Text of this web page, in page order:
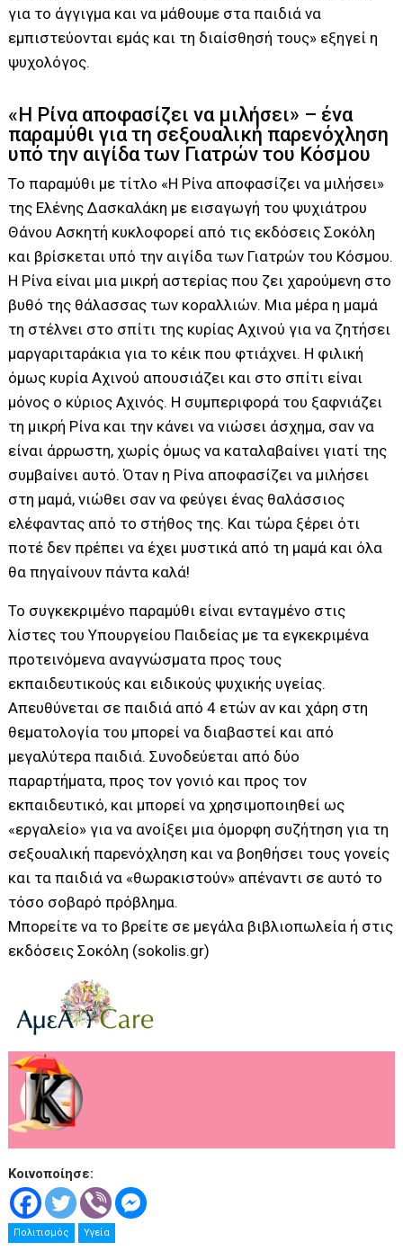
για το άγγιγμα και να μάθουμε στα παιδιά να
εμπιστεύονται εμάς και τη διαίσθησή τους» εξηγεί η
ψυχολόγος.
«Η Ρίνα αποφασίζει να μιλήσει» – ένα
παραμύθι για τη σεξουαλική παρενόχληση
υπό την αιγίδα των Γιατρών του Κόσμου
Το παραμύθι με τίτλο «Η Ρίνα αποφασίζει να μιλήσει»
της Ελένης Δασκαλάκη με εισαγωγή του ψυχιάτρου
Θάνου Ασκητή κυκλοφορεί από τις εκδόσεις Σοκόλη
και βρίσκεται υπό την αιγίδα των Γιατρών του Κόσμου.
Η Ρίνα είναι μια μικρή αστερίας που ζει χαρούμενη στο
βυθό της θάλασσας των κοραλλιών. Μια μέρα η μαμά
τη στέλνει στο σπίτι της κυρίας Αχινού για να ζητήσει
μαργαριταράκια για το κέικ που φτιάχνει. Η φιλική
όμως κυρία Αχινού απουσιάζει και στο σπίτι είναι
μόνος ο κύριος Αχινός. Η συμπεριφορά του ξαφνιάζει
τη μικρή Ρίνα και την κάνει να νιώσει άσχημα, σαν να
είναι άρρωστη, χωρίς όμως να καταλαβαίνει γιατί της
συμβαίνει αυτό. Όταν η Ρίνα αποφασίζει να μιλήσει
στη μαμά, νιώθει σαν να φεύγει ένας θαλάσσιος
ελέφαντας από το στήθος της. Και τώρα ξέρει ότι
ποτέ δεν πρέπει να έχει μυστικά από τη μαμά και όλα
θα πηγαίνουν πάντα καλά!
Το συγκεκριμένο παραμύθι είναι ενταγμένο στις
λίστες του Υπουργείου Παιδείας με τα εγκεκριμένα
προτεινόμενα αναγνώσματα προς τους
εκπαιδευτικούς και ειδικούς ψυχικής υγείας.
Απευθύνεται σε παιδιά από 4 ετών αν και χάρη στη
θεματολογία του μπορεί να διαβαστεί και από
μεγαλύτερα παιδιά. Συνοδεύεται από δύο
παραρτήματα, προς τον γονιό και προς τον
εκπαιδευτικό, και μπορεί να χρησιμοποιηθεί ως
«εργαλείο» για να ανοίξει μια όμορφη συζήτηση για τη
σεξουαλική παρενόχληση και να βοηθήσει τους γονείς
και τα παιδιά να «θωρακιστούν» απέναντι σε αυτό το
τόσο σοβαρό πρόβλημα.
Μπορείτε να το βρείτε σε μεγάλα βιβλιοπωλεία ή στις
εκδόσεις Σοκόλη (sokolis.gr)
Κοινοποίησε:
Πολιτισμός Υγεία